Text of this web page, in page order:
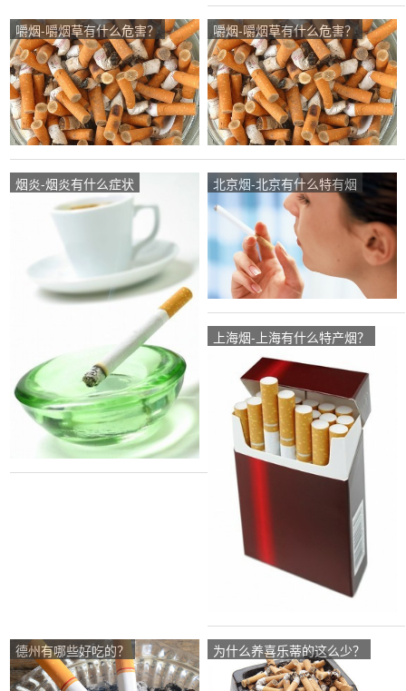
嚼烟-嚼烟草有什么危害？ 嚼烟-嚼烟草有什么危害？
烟炎-烟炎有什么症状 北京烟-北京有什么特有烟
上海烟-上海有什么特产烟？
德州有哪些好吃的？ 为什么养喜乐蒂的这么少？